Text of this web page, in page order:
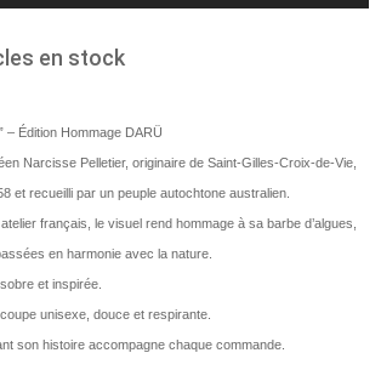
– Édition Hommage DARÜ
Narcisse Pelletier, originaire de Saint-Gilles-Croix-de-Vie,
et recueilli par un peuple autochtone australien.
français, le visuel rend hommage à sa barbe d’algues,
en harmonie avec la nature.
et inspirée.
unisexe, douce et respirante.
son histoire accompagne chaque commande.
en stock